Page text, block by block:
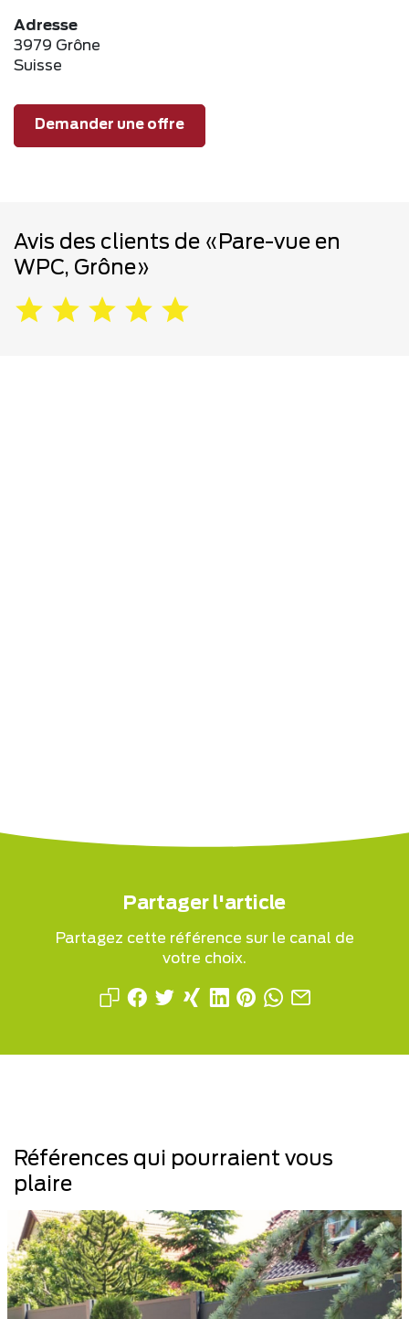
Adresse
3979 Grône
Suisse
Demander une offre
Avis des clients de «Pare-vue en
WPC, Grône»
Partager l'article
Partagez cette référence sur le canal de
votre choix.
Références qui pourraient vous
plaire